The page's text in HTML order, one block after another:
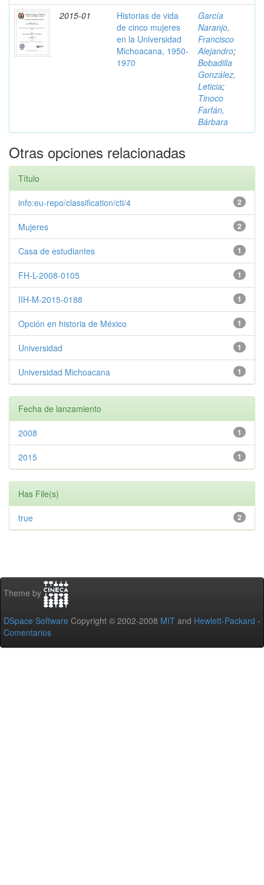
2015-01
Historias de vida
de cinco mujeres
en la Universidad
Michoacana, 1950-
1970
García
Naranjo,
Francisco
Alejandro;
Bobadilla
González,
Leticia;
Tinoco
Farfán,
Bárbara
Otras opciones relacionadas
Título
2
info:eu-repo/classification/cti/4
2
Mujeres
1
Casa de estudiantes
1
FH-L-2008-0105
1
IIH-M-2015-0188
1
Opción en historia de México
1
Universidad
1
Universidad Michoacana
Fecha de lanzamiento
1
2008
1
2015
Has File(s)
2
true
Theme by
DSpace Software Copyright © 2002-2008 MIT and Hewlett-Packard -
Comentarios